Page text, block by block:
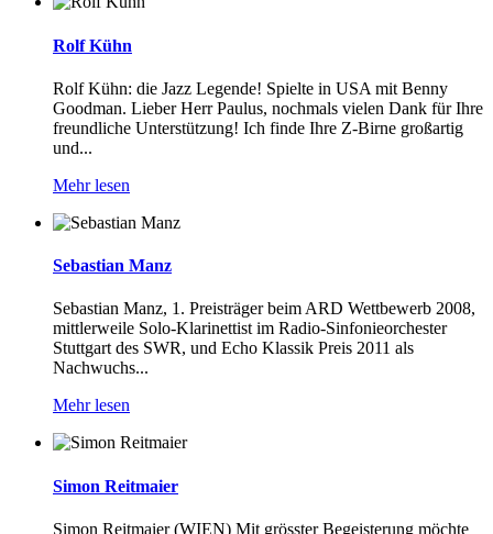
Rolf Kühn
Rolf Kühn: die Jazz Legende! Spielte in USA mit Benny
Goodman. Lieber Herr Paulus, nochmals vielen Dank für Ihre
freundliche Unterstützung! Ich finde Ihre Z-Birne großartig
und...
Mehr lesen
Sebastian Manz
Sebastian Manz, 1. Preisträger beim ARD Wettbewerb 2008,
mittlerweile Solo-Klarinettist im Radio-Sinfonieorchester
Stuttgart des SWR, und Echo Klassik Preis 2011 als
Nachwuchs...
Mehr lesen
Simon Reitmaier
Simon Reitmaier (WIEN) Mit grösster Begeisterung möchte